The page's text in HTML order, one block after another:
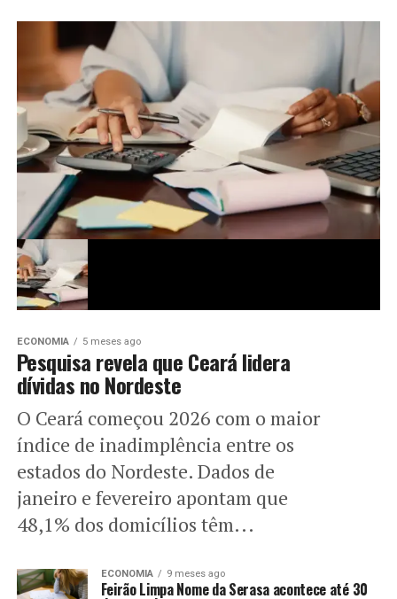
ECONOMIA 5 meses ago
Pesquisa revela que Ceará lidera
dívidas no Nordeste
O Ceará começou 2026 com o maior
índice de inadimplência entre os
estados do Nordeste. Dados de
janeiro e fevereiro apontam que
48,1% dos domicílios têm...
ECONOMIA 9 meses ago
Feirão Limpa Nome da Serasa acontece até 30